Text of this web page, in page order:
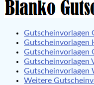
Gutscheinvorlagen
Gutscheinvorlagen
Gutscheinvorlagen
Gutscheinvorlagen
Gutscheinvorlagen
Weitere